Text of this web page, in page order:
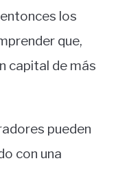
los
que,
capital de más
pueden
con una